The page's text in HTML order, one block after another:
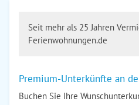
Seit mehr als 25 Jahren
Ferienwohnungen.de
Premium-Unterkünfte an
Buchen Sie Ihre